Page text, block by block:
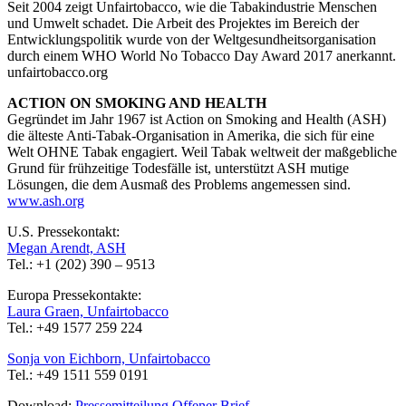
Seit 2004 zeigt Unfairtobacco, wie die Tabakindustrie Menschen
und Umwelt schadet. Die Arbeit des Projektes im Bereich der
Entwicklungspolitik wurde von der Weltgesundheitsorganisation
durch einem WHO World No Tobacco Day Award 2017 anerkannt.
unfairtobacco.org
ACTION ON SMOKING AND HEALTH
Gegründet im Jahr 1967 ist Action on Smoking and Health (ASH)
die älteste Anti-Tabak-Organisation in Amerika, die sich für eine
Welt OHNE Tabak engagiert. Weil Tabak weltweit der maßgebliche
Grund für frühzeitige Todesfälle ist, unterstützt ASH mutige
Lösungen, die dem Ausmaß des Problems angemessen sind.
www.ash.org
U.S. Pressekontakt:
Megan Arendt, ASH
Tel.: +1 (202) 390 – 9513
Europa Pressekontakte:
Laura Graen, Unfairtobacco
Tel.: +49 1577 259 224
Sonja von Eichborn, Unfairtobacco
Tel.: +49 1511 559 0191